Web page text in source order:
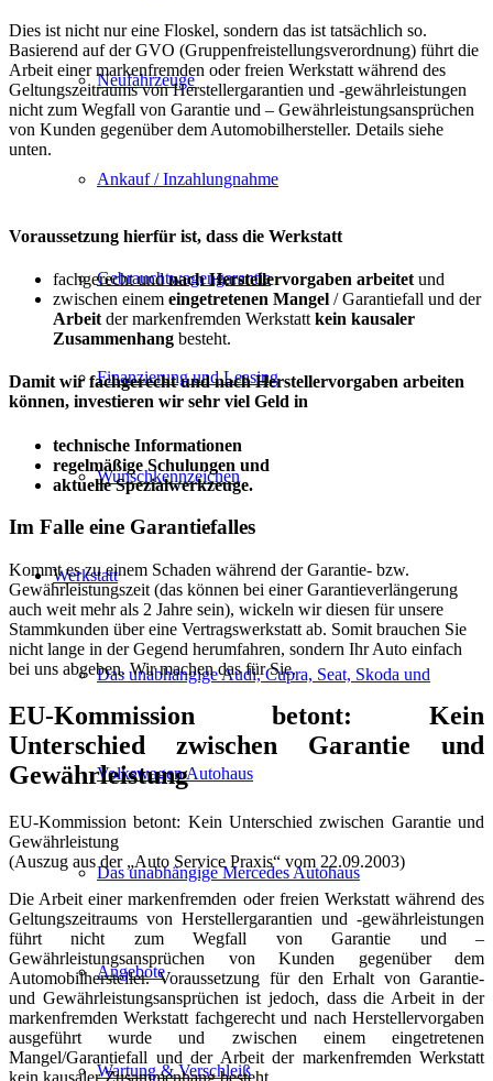
Neufahrzeuge
Ankauf / Inzahlungnahme
Gebrauchtwagengarantie
Finanzierung und Leasing
Wunschkennzeichen
Werkstatt
Das unabhängige Audi, Cupra, Seat, Skoda und
Volkswagen Autohaus
Das unabhängige Mercedes Autohaus
Angebote
Wartung & Verschleiß
Dies ist nicht nur eine Floskel, sondern das ist tatsächlich so.
Basierend auf der GVO (Gruppenfreistellungsverordnung) führt die
Arbeit einer markenfremden oder freien Werkstatt während des
Geltungszeitraums von Herstellergarantien und -gewährleistungen
nicht zum Wegfall von Garantie und – Gewährleistungsansprüchen
von Kunden gegenüber dem Automobilhersteller. Details siehe
unten.
Voraussetzung hierfür ist, dass die Werkstatt
fachgerecht undnach Herstellervorgaben arbeitet und
zwischen einem eingetretenen Mangel / Garantiefall und der
Arbeit der markenfremden Werkstatt kein kausaler
Zusammenhang besteht.
Damit wirfachgerechtund nachHerstellervorgaben arbeiten
können, investieren wir sehr viel Geld in
technische Informationen
regelmäßige Schulungen und
aktuelle Spezialwerkzeuge.
Im Falle eine Garantiefalles
Kommt es zu einem Schaden während der Garantie- bzw.
Gewährleistungszeit (das können bei einer Garantieverlängerung
auch weit mehr als 2 Jahre sein), wickeln wir diesen für unsere
Stammkunden über eine Vertragswerkstatt ab. Somit brauchen Sie
nicht lange in der Gegend herumfahren, sondern Ihr Auto einfach
bei uns abgeben. Wir machen das für Sie.
EU-Kommission betont: Kein
Unterschied zwischen Garantie und
Gewährleistung
EU-Kommission betont: Kein Unterschied zwischen Garantie und
Gewährleistung
(Auszug aus der „Auto Service Praxis“ vom 22.09.2003)
Die Arbeit einer markenfremden oder freien Werkstatt während des
Geltungszeitraums von Herstellergarantien und -gewährleistungen
führt nicht zum Wegfall von Garantie und –
Gewährleistungsansprüchen von Kunden gegenüber dem
Automobilhersteller. Voraussetzung für den Erhalt von Garantie-
und Gewährleistungsansprüchen ist jedoch, dass die Arbeit in der
markenfremden Werkstatt fachgerecht und nach Herstellervorgaben
ausgeführt wurde und zwischen einem eingetretenen
Mangel/Garantiefall und der Arbeit der markenfremden Werkstatt
kein kausaler Zusammenhang besteht.